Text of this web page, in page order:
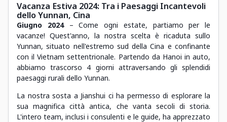
Vacanza Estiva 2024: Tra i Paesaggi Incantevoli
dello Yunnan, Cina
Giugno 2024– Come ogni estate, partiamo per le
vacanze! Quest'anno, la nostra scelta è ricaduta sullo
Yunnan, situato nell'estremo sud della Cina e confinante
con il Vietnam settentrionale. Partendo da Hanoi in auto,
abbiamo trascorso 4 giorni attraversando gli splendidi
paesaggi rurali dello Yunnan.
La nostra sosta a Jianshui ci ha permesso di esplorare la
sua magnifica città antica, che vanta secoli di storia.
L'intero team, inclusi i consulenti e le guide, ha apprezzato